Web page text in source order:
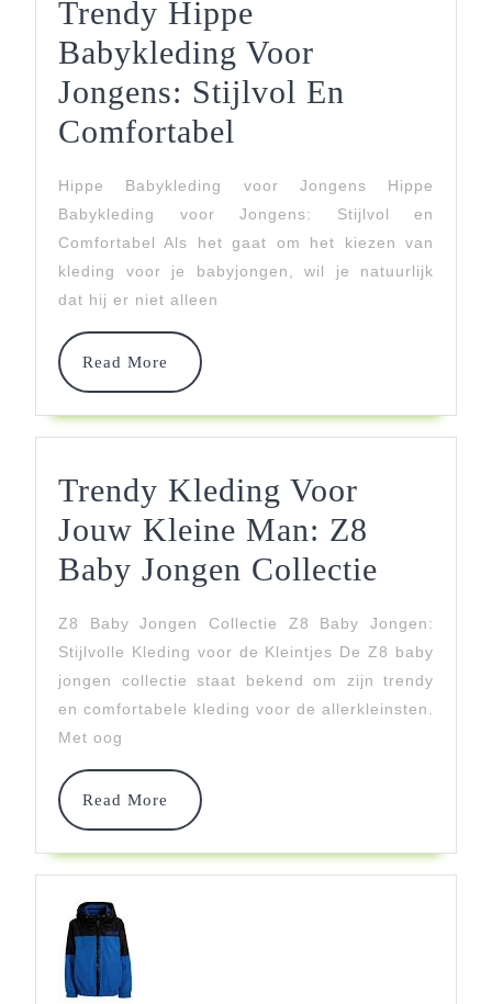
Trendy Hippe
Babykleding Voor
Jongens: Stijlvol En
Comfortabel
Babykleding
Voor
Jongens:
Comfortabel
Hippe Babykleding voor Jongens Hippe
Babykleding voor Jongens: Stijlvol en
Comfortabel Als het gaat om het kiezen van
kleding voor je babyjongen, wil je natuurlijk
dat hij er niet alleen
Read More
Read
More
Trendy Kleding Voor
Jouw Kleine Man: Z8
Baby Jongen Collectie
Voor
Jouw
Kleine
Baby
Jongen
Z8 Baby Jongen Collectie Z8 Baby Jongen:
Stijlvolle Kleding voor de Kleintjes De Z8 baby
jongen collectie staat bekend om zijn trendy
en comfortabele kleding voor de allerkleinsten.
Met oog
Read More
Read
More